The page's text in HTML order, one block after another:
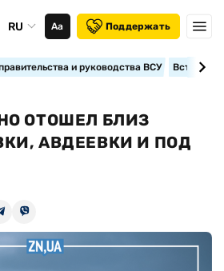
RU Аа Поддержать
и руководства ВСУ
ОТОШЕЛ БЛИЗ
АВДЕЕВКИ И ПОД